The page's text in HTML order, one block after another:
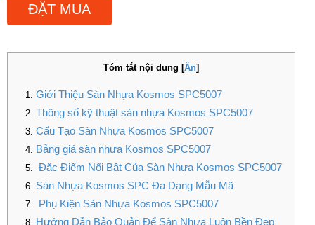
ĐẶT MUA
Tóm tắt nội dung [Ẩn]
Giới Thiệu Sàn Nhựa Kosmos SPC5007
Thông số kỹ thuật sàn nhựa Kosmos SPC5007
Cấu Tạo Sàn Nhựa Kosmos SPC5007
Bảng giá sàn nhựa Kosmos SPC5007
Đặc Điểm Nổi Bật Của Sàn Nhựa Kosmos SPC5007
Sàn Nhựa Kosmos SPC Đa Dạng Mẫu Mã
Phụ Kiện Sàn Nhựa Kosmos SPC5007
Hướng Dẫn Bảo Quản Để Sàn Nhựa Luôn Bền Đẹp